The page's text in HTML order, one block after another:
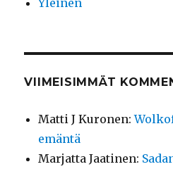
Yleinen
VIIMEISIMMÄT
Matti J Kuronen:
emäntä
Marjatta Jaatinen: